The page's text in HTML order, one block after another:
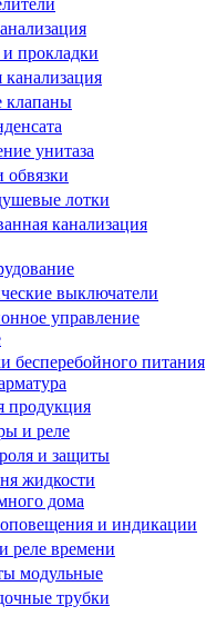
прокладки
клапаны
унитаза
лотки
канализация
выключатели
управление
бесперебойного питания
продукция
и реле
и защиты
жидкости
дома
и индикации
реле времени
модульные
трубки